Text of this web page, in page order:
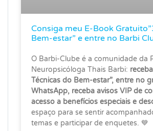
Consiga meu E-Book
Bem-estar” e entre no Barbi
O Barbi-Clube é a comunidade da
Neuropsicóloga Thais Barbi:
Técnicas do Bem-estar”, entre no
WhatsApp, receba avisos VIP de
acesso a benefícios especiais e
espaço para se sentir
temas e participar de enquetes. 💙